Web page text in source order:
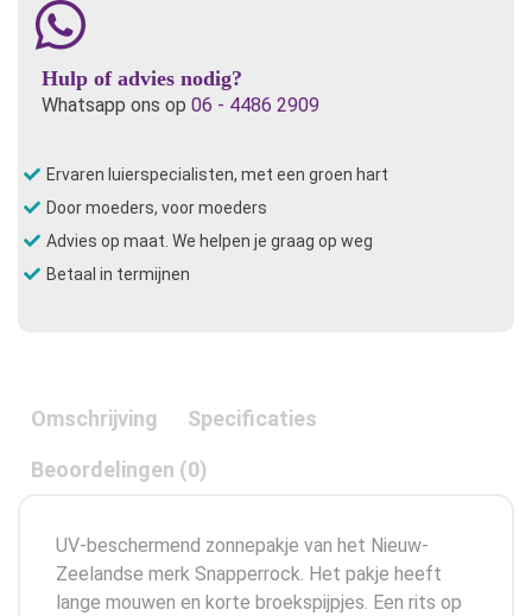
712
maat
62/68
aantal
Hulp of advies nodig?
Whatsapp ons op 06 - 4486 2909
Ervaren luierspecialisten, met een groen hart
Door moeders, voor moeders
Advies op maat. We helpen je graag op weg
Betaal in termijnen
Omschrijving Specificaties
Beoordelingen (0)
UV-beschermend zonnepakje van het Nieuw-
Zeelandse merk Snapperrock. Het pakje heeft
lange mouwen en korte broekspijpjes. Een rits op